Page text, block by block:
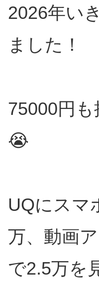
2026年い
ました！
75000円
😭
UQにスマ
万、動画
で2.5万を